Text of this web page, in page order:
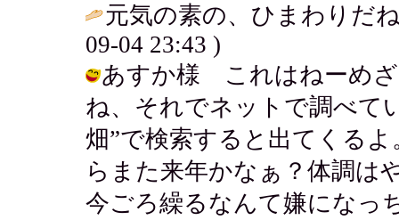
元気の素の、ひまわりだ
09-04 23:43 )
あすか様 これはねーめ
ね、それでネットで調べ
畑”で検索すると出てくる
らまた来年かなぁ？体調は
今ごろ繰るなんて嫌になっ